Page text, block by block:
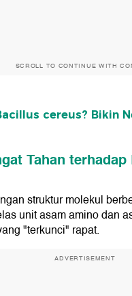
SCROLL TO CONTINUE WITH
cereus? Bikin
Tahan
struktur molekul
unit asam amino dan
"terkunci" rapat.
ADVERTISEMENT